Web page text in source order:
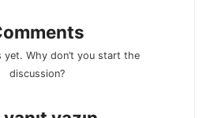
yet. Why don’t you start the
discussion?